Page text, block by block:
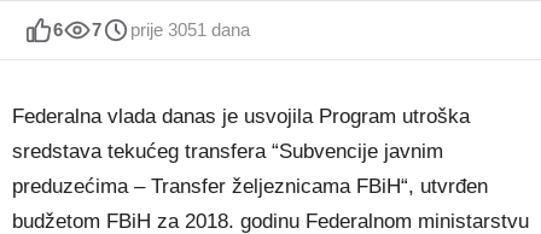
6 7 prije 3051 dana
Federalna vlada danas je usvojila Program utroška
sredstava tekućeg transfera “Subvencije javnim
preduzećima – Transfer željeznicama FBiH“, utvrđen
budžetom FBiH za 2018. godinu Federalnom ministarstvu